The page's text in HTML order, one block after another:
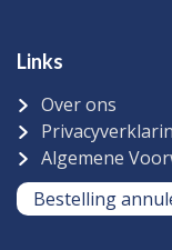
Links
Over ons
Algemene
Bestelling